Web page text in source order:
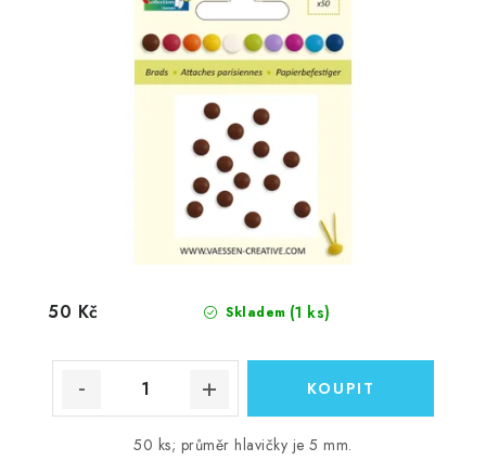
Skladem (1 ks)
50 Kč
50 ks; průměr hlavičky je 5 mm.